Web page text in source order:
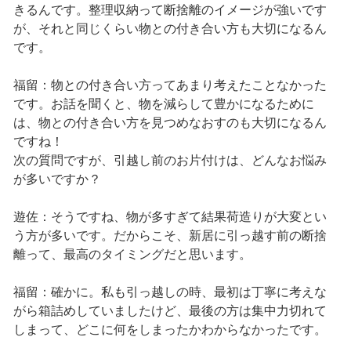
きるんです。整理収納って断捨離のイメージが強いです
が、それと同じくらい物との付き合い方も大切になるん
です。
福留：物との付き合い方ってあまり考えたことなかった
です。お話を聞くと、物を減らして豊かになるために
は、物との付き合い方を見つめなおすのも大切になるん
ですね！
次の質問ですが、引越し前のお片付けは、どんなお悩み
が多いですか？
遊佐：そうですね、物が多すぎて結果荷造りが大変とい
う方が多いです。だからこそ、新居に引っ越す前の断捨
離って、最高のタイミングだと思います。
福留：確かに。私も引っ越しの時、最初は丁寧に考えな
がら箱詰めしていましたけど、最後の方は集中力切れて
しまって、どこに何をしまったかわからなかったです。